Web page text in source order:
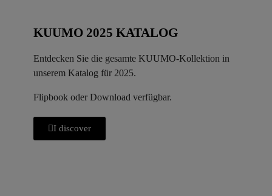
KUUMO 2025 KATALOG
Entdecken Sie die gesamte KUUMO-Kollektion in
unserem Katalog für 2025.
Flipbook oder Download verfügbar.
I discover